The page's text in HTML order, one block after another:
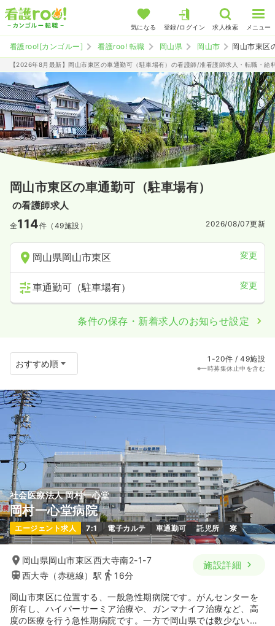
気になる 登録/ログイン 求人検索 メニュー
看護roo![カンゴルー] 看護roo! 転職 岡山県 岡山市 岡山市東区
【2026年8月最新】岡山市東区の車通勤可（駐車場有）の看護師/准看護師求人・転職・給
岡山市東区の車通勤可（駐車場有）
の看護師求人
全114件（49施設） 2026/08/07更新
岡山県岡山市東区 変更
車通勤可（駐車場有） 変更
条件の保存・新着求人のお知らせ設定
1-20件 / 49施設
※一時募集休止中を含む
社会医療法人 岡村一心堂
岡村一心堂病院
エージェント求人 7:1 電子カルテ 車通勤可 託児所 寮
岡山県岡山市東区西大寺南2-1-7
西大寺（赤穂線）駅
16分
施設詳細
岡山市東区に位置する、一般急性期病院です。がんセンターを
所有し、ハイパーサーミア治療や、ガンマナイフ治療など、高
度の医療を行う急性期病院です。一方で岡山県では数少ない緩